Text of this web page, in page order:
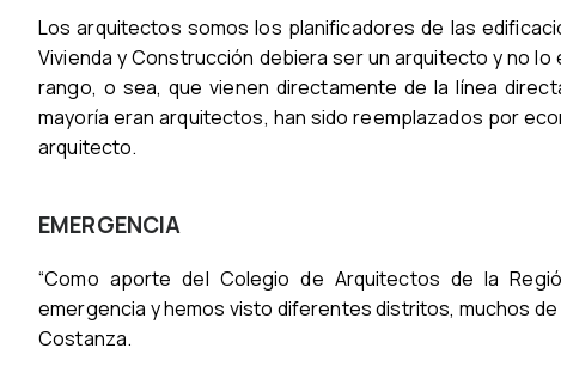
Los arquitectos somos los planificadores de las
Vivienda y Construcción debiera ser un arquitecto y no
rango, o sea, que vienen directamente de la línea
mayoría eran arquitectos, han sido reemplazados por
arquitecto.
EMERGENCIA
“Como aporte del Colegio de Arquitectos de la
emergencia y hemos visto diferentes distritos, muchos
Costanza.